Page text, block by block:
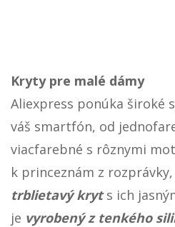
Kryty pre malé dámy
Aliexpress ponúka široké
váš smartfón, od
viacfarebné s rôznymi
k princeznám z
trblietavý kryts ich
je vyrobený z tenkého